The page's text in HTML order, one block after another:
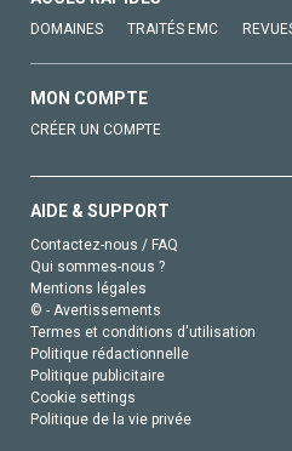
DOMAINES TRAITÉS EMC
MON COMPTE
CRÉER UN COMPTE
AIDE & SUPPORT
Contactez-nous / FAQ
Qui sommes-nous ?
Mentions légales
© - Avertissements
Termes et conditions d'utilisation
Politique rédactionnelle
Politique publicitaire
Cookie settings
Politique de la vie privée